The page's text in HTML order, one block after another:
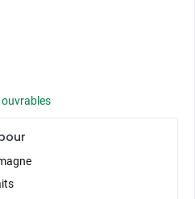
ouvrables